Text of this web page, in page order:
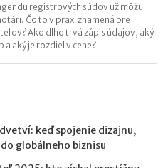
registrových súdov už môžu
Čo to v praxi znamená pre
Ako dlho trvá zápis údajov, aký
a aký je rozdiel v cene?
keď spojenie dizajnu,
globálneho biznisu